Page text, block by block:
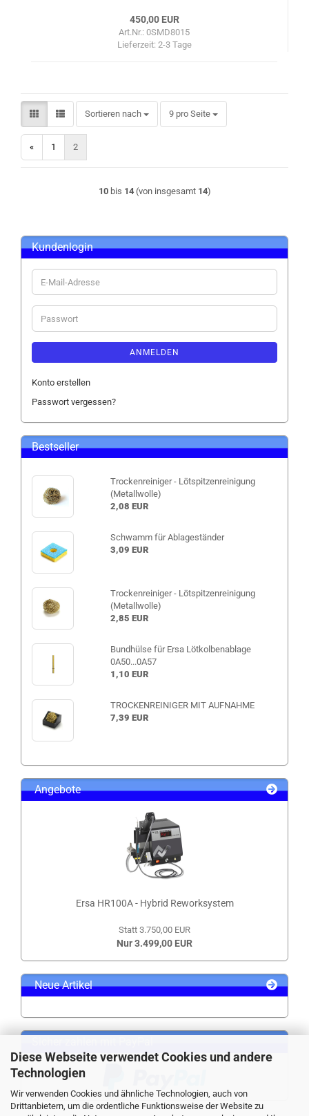
Diese Webseite verwendet Cookies und andere
Technologien
Wir verwenden Cookies und ähnliche Technologien, auch von
Drittanbietern, um die ordentliche Funktionsweise der Website zu
450,00 EUR
Art.Nr.: 0SMD8015
Lieferzeit: 2-3 Tage
Sortieren nach
Sortieren nach 9 pro Seite
pro Seite
« 1 2
10bis 14(von insgesamt 14)
Kundenlogin
E-
Mail-
Adresse
Passwort
ANMELDEN
Konto erstellen
Passwort vergessen?
Bestseller
Trockenreiniger - Lötspitzenreinigung
(Metallwolle)
2,08 EUR
Schwamm für Ablageständer
3,09 EUR
Trockenreiniger - Lötspitzenreinigung
(Metallwolle)
2,85 EUR
Bundhülse für Ersa Lötkolbenablage
0A50...0A57
1,10 EUR
TROCKENREINIGER MIT AUFNAHME
7,39 EUR
Angebote
Ersa HR100A - Hybrid Reworksystem
Statt 3.750,00 EUR
Nur 3.499,00 EUR
Neue Artikel